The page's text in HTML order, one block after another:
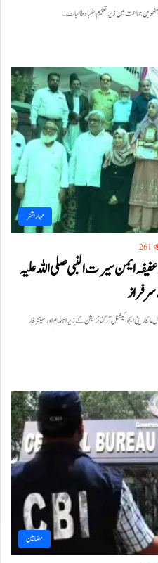
مہاراشٹر
261
ایمن سیرت النبی صلی اللہ علیہ
ایجوکیشنل آرگنائزیشن کے زیر اہتمام اور سینٹر فار
مضامین